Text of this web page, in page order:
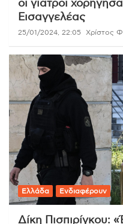
οι γιατροί
Εισαγγελέας
25/01/2024, 22:05 Χρίστος
Ελλάδα Ενδιαφέρουν
Δίκη Πισπιρίγκου: